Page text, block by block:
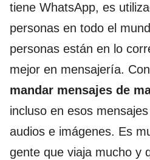
tiene WhatsApp, es
personas en todo el
personas están en lo
mejor en mensajería.
mandar mensajes de
incluso en esos
audios e imágenes. Es
gente que viaja mucho y